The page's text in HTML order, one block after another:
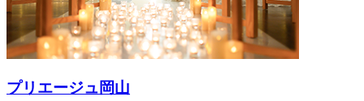
プリエージュ岡山